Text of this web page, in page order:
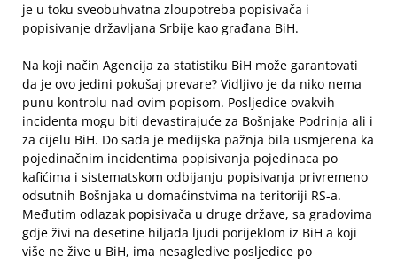
je u toku sveobuhvatna zloupotreba popisivača i
popisivanje državljana Srbije kao građana BiH.
Na koji način Agencija za statistiku BiH može garantovati
da je ovo jedini pokušaj prevare? Vidljivo je da niko nema
punu kontrolu nad ovim popisom. Posljedice ovakvih
incidenta mogu biti devastirajuće za Bošnjake Podrinja ali i
za cijelu BiH. Do sada je medijska pažnja bila usmjerena ka
pojedinačnim incidentima popisivanja pojedinaca po
kafićima i sistematskom odbijanju popisivanja privremeno
odsutnih Bošnjaka u domaćinstvima na teritoriji RS-a.
Međutim odlazak popisivača u druge države, sa gradovima
gdje živi na desetine hiljada ljudi porijeklom iz BiH a koji
više ne žive u BiH, ima nesagledive posljedice po